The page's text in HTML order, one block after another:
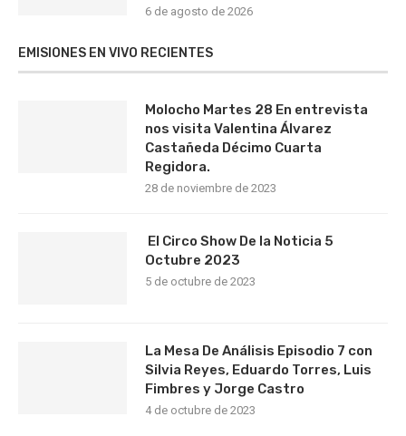
6 de agosto de 2026
EMISIONES EN VIVO RECIENTES
Molocho Martes 28 En entrevista
nos visita Valentina Álvarez
Castañeda Décimo Cuarta
Regidora.
28 de noviembre de 2023
El Circo Show De la Noticia 5
Octubre 2023
5 de octubre de 2023
La Mesa De Análisis Episodio 7 con
Silvia Reyes, Eduardo Torres, Luis
Fimbres y Jorge Castro
4 de octubre de 2023